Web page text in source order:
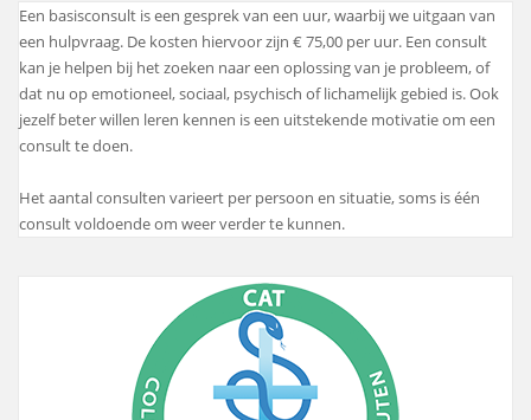
Een basisconsult is een gesprek van een uur, waarbij we uitgaan van
een hulpvraag. De kosten hiervoor zijn € 75,00 per uur. Een consult
kan je helpen bij het zoeken naar een oplossing van je probleem, of
dat nu op emotioneel, sociaal, psychisch of lichamelijk gebied is. Ook
jezelf beter willen leren kennen is een uitstekende motivatie om een
consult te doen.
Het aantal consulten varieert per persoon en situatie, soms is één
consult voldoende om weer verder te kunnen.